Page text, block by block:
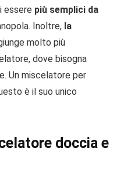
essere più semplici da
Inoltre, la
molto più
dove bisogna
Un miscelatore per
è il suo unico
doccia e